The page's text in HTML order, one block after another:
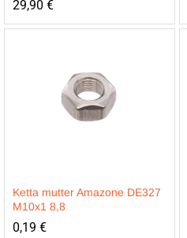
29,90 €
Ketta mutter Amazone DE327
M10x1 8,8
0,19 €